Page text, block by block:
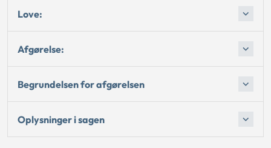
Love:
Afgørelse:
Begrundelsen for afgørelsen
Oplysninger i sagen